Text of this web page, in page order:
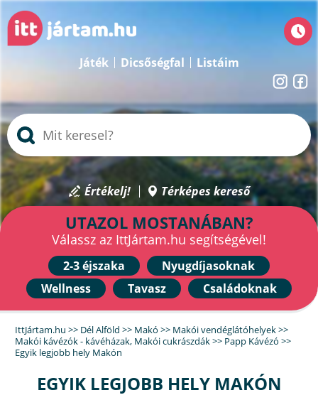
Játék Dicsőségfal Listáim
Értékelj! Térképes kereső
UTAZOL MOSTANÁBAN?
Válassz az IttJártam.hu segítségével!
2-3 éjszaka
Nyugdíjasoknak
Wellness
Tavasz Családoknak
IttJártam.hu >> Dél Alföld >> Makó >> Makói vendéglátóhelyek>>
Makói kávézók - kávéházak, Makói cukrászdák>> Papp Kávézó >>
Egyik legjobb hely Makón
EGYIK LEGJOBB HELY MAKÓN